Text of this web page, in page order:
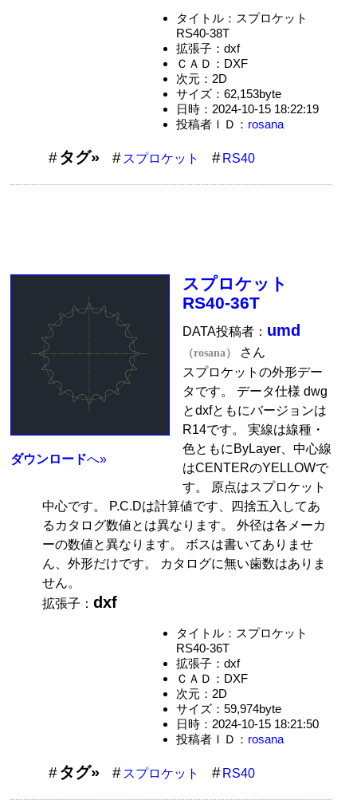
タイトル：スプロケット
RS40-38T
拡張子：dxf
ＣＡＤ：DXF
次元：2D
サイズ：62,153byte
日時：2024-10-15 18:22:19
投稿者ＩＤ： rosana
タグ» スプロケット RS40
ダウンロードへ»
スプロケット
RS40-36T
DATA投稿者： umd
（rosana）
さん
スプロケットの外形デー
タです。 データ仕様 dwg
とdxfともにバージョンは
R14です。 実線は線種・
色ともにByLayer、中心線
はCENTERのYELLOWで
す。 原点はスプロケット
中心です。 P.C.Dは計算値です、四捨五入してあ
るカタログ数値とは異なります。 外径は各メーカ
ーの数値と異なります。 ボスは書いてありませ
ん、外形だけです。 カタログに無い歯数はありま
せん。
拡張子：dxf
タイトル：スプロケット
RS40-36T
拡張子：dxf
ＣＡＤ：DXF
次元：2D
サイズ：59,974byte
日時：2024-10-15 18:21:50
投稿者ＩＤ： rosana
タグ» スプロケット RS40